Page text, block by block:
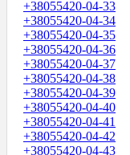
+38055420-04-33
+38055420-04-34
+38055420-04-35
+38055420-04-36
+38055420-04-37
+38055420-04-38
+38055420-04-39
+38055420-04-40
+38055420-04-41
+38055420-04-42
+38055420-04-43